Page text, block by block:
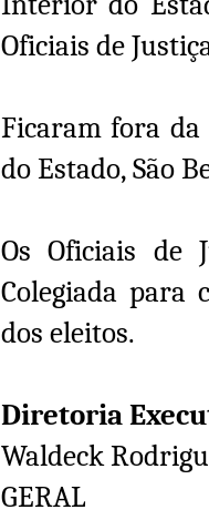
Oficiais de
Ficaram fora
do Estado, São
Os Oficiais de
Colegiada para
dos eleitos.
Diretoria
Waldeck
GERAL